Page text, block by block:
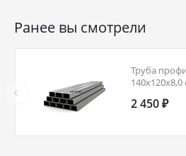
Ранее вы смотрели
Труба
2 450 ₽